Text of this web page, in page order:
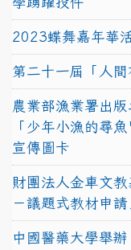
2023蝶舞嘉年華
第二十一屆「人間
農業部漁業署出
「少年小漁的尋
宣傳圖卡
財團法人金車文
－議題式教材申請
中國醫藥大學舉